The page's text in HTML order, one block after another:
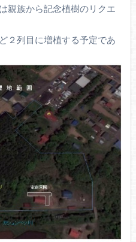
親族から記念植樹のリクエ
２列目に増植する予定であ